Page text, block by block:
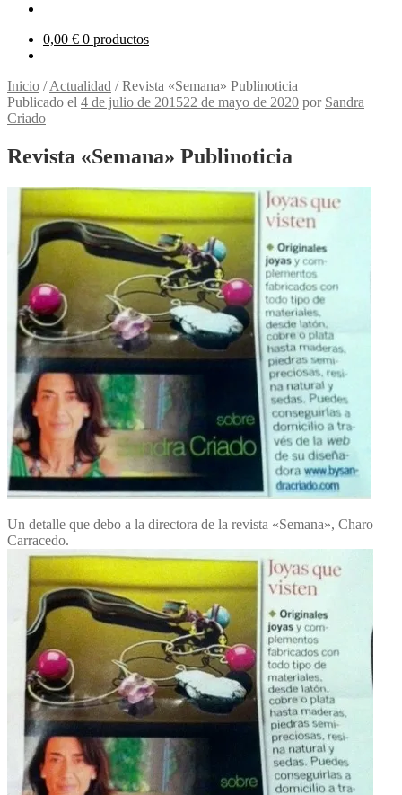
0,00 € 0 productos
Inicio /Actualidad /Revista «Semana» Publinoticia
Publicado el 4 de julio de 201522 de mayo de 2020 por Sandra
Criado
Revista «Semana» Publinoticia
Un detalle que debo a la directora de la revista «Semana», Charo
Carracedo.